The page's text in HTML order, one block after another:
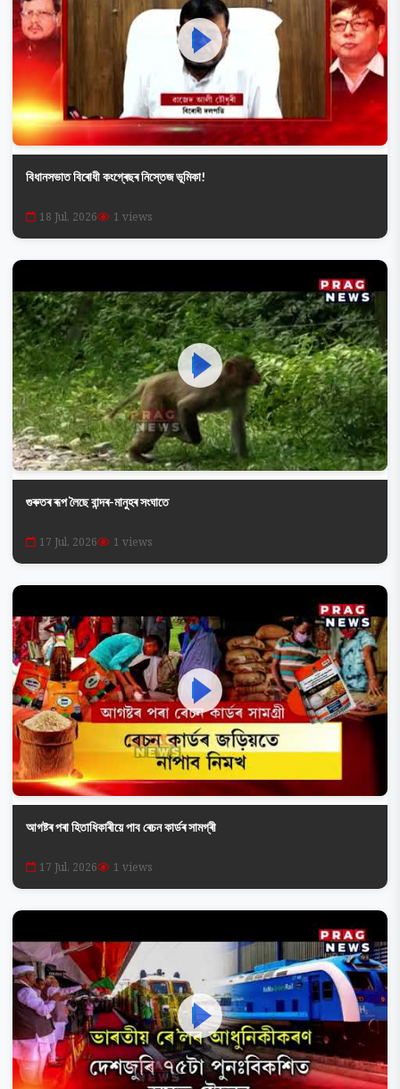
বিধানসভাত বিৰোধী কংগ্ৰেছৰ নিস্তেজ ভূমিকা!
18 Jul, 2026 1 views
গুৰুতৰ ৰূপ লৈছে বান্দৰ-মানুহৰ সংঘাতে
17 Jul, 2026 1 views
আগষ্টৰ পৰা হিতাধিকাৰীয়ে পাব ৰেচন কাৰ্ডৰ সামগ্ৰী
17 Jul, 2026 1 views